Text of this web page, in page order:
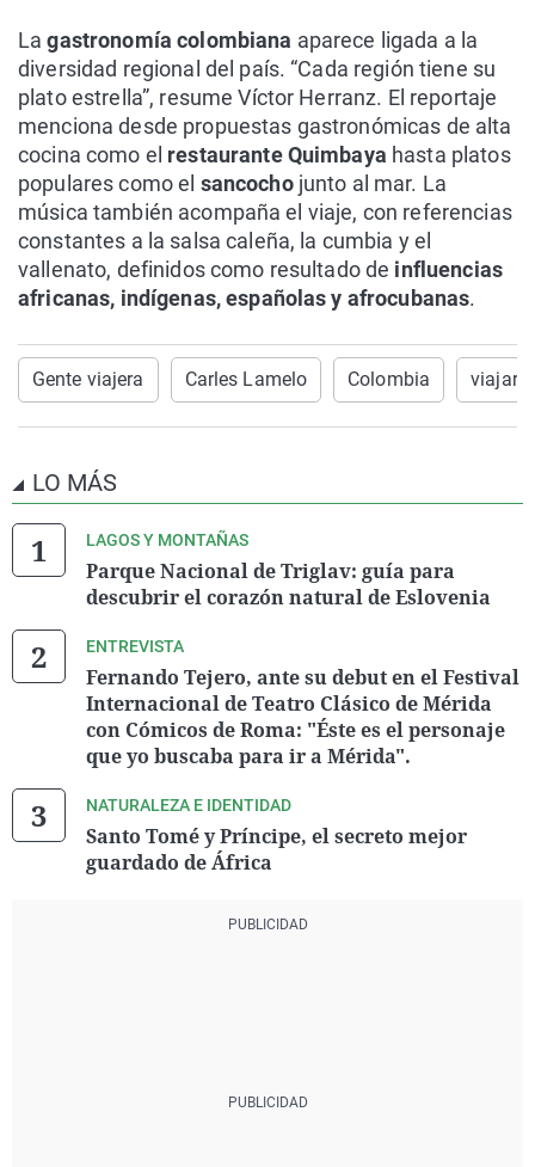
Lagastronomía colombiana aparece ligada a la
diversidad regional del país. “Cada región tiene su
plato estrella”, resume Víctor Herranz. El reportaje
menciona desde propuestas gastronómicas de alta
cocina como el restaurante Quimbaya hasta platos
populares como el sancochojunto al mar. La
música también acompaña el viaje, con referencias
constantes a la salsa caleña, la cumbia y el
vallenato, definidos como resultado de influencias
africanas, indígenas, españolas y afrocubanas.
Gente viajera Carles Lamelo Colombia viajar
LO MÁS
LAGOS Y MONTAÑAS
Parque Nacional de Triglav: guía para
descubrir el corazón natural de Eslovenia
ENTREVISTA
Fernando Tejero, ante su debut en el Festival
Internacional de Teatro Clásico de Mérida
con Cómicos de Roma: "Éste es el personaje
que yo buscaba para ir a Mérida".
NATURALEZA E IDENTIDAD
Santo Tomé y Príncipe, el secreto mejor
guardado de África